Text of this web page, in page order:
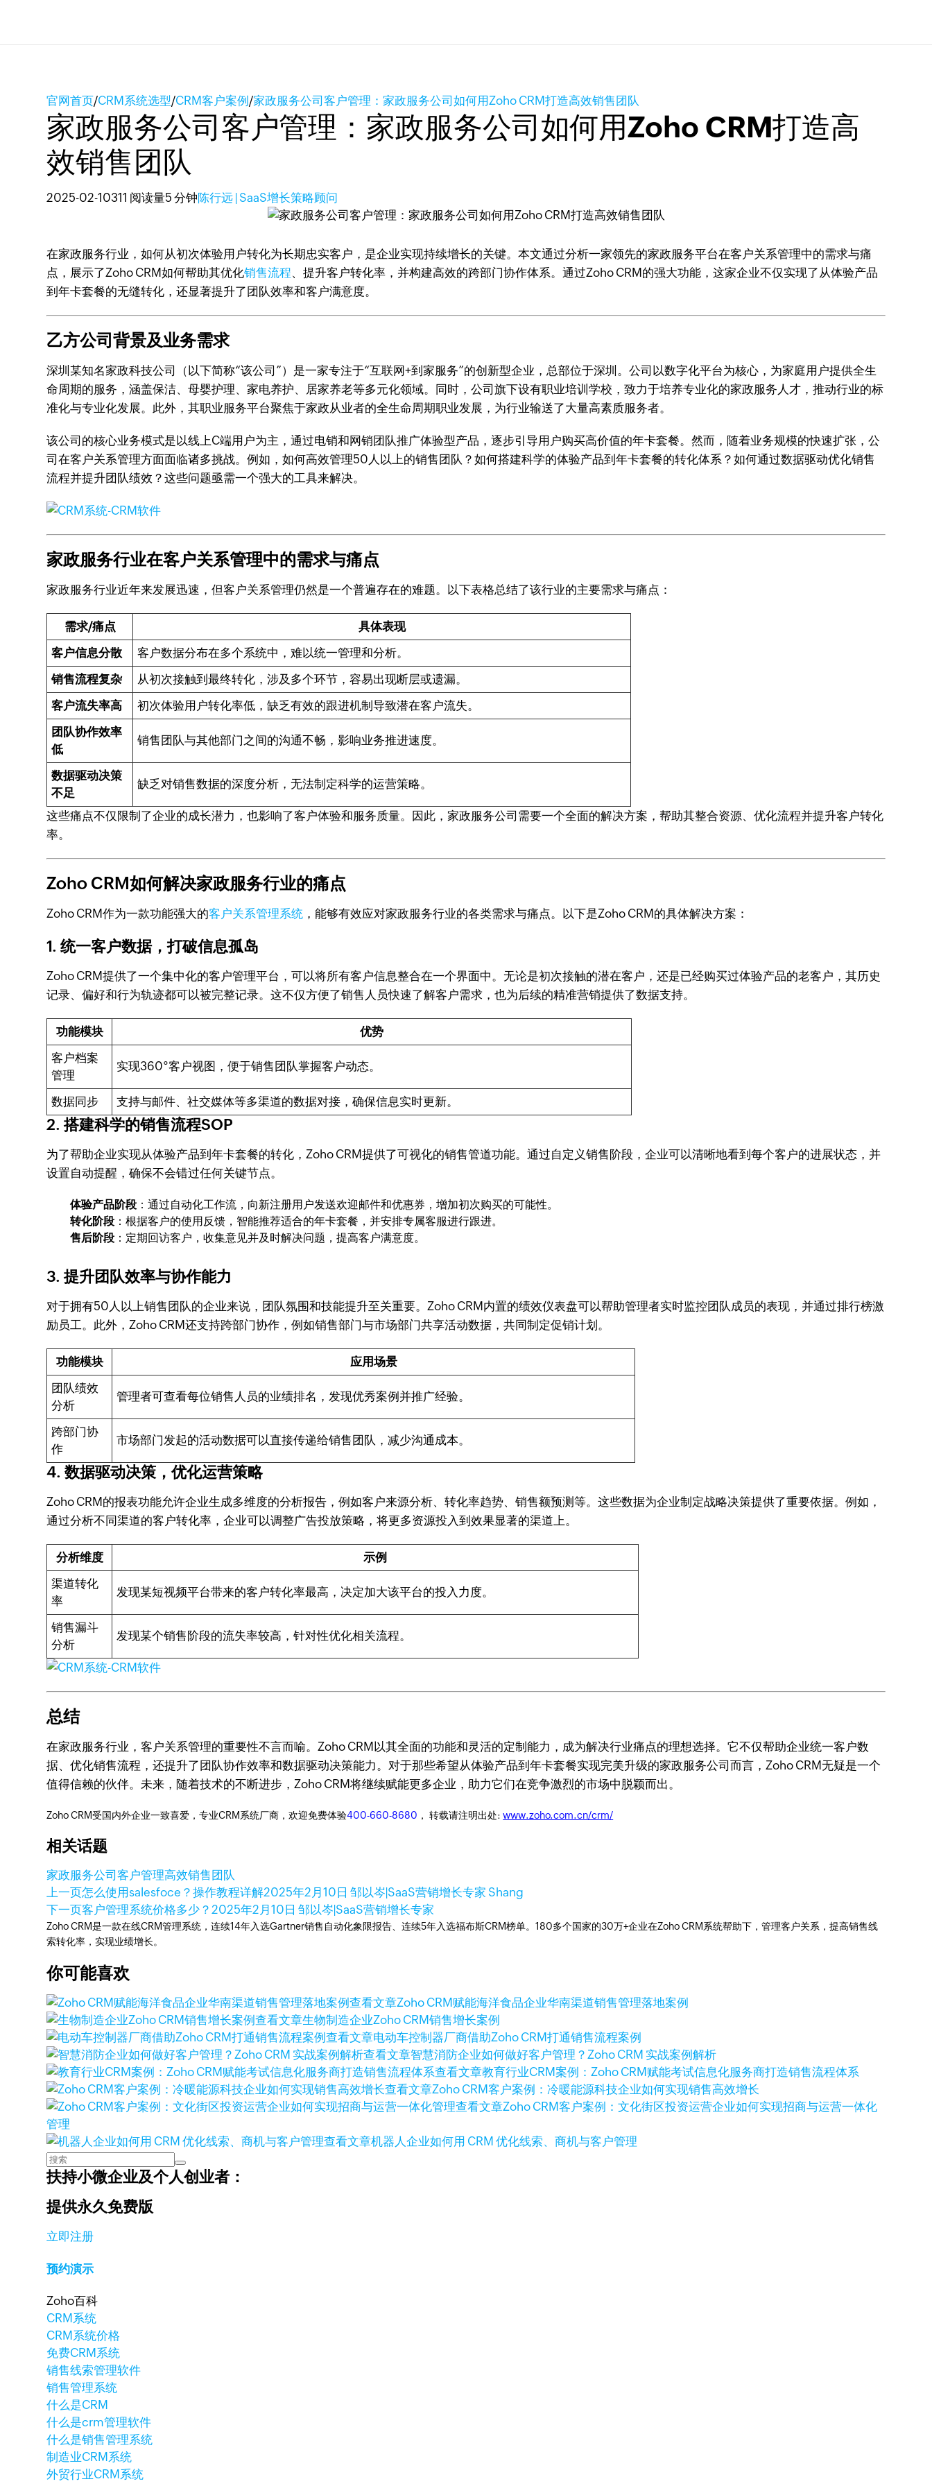
官网首页/CRM系统选型/CRM客户案例/家政服务公司客户管理：家政服务公司如何用Zoho CRM打造高效销售团队
家政服务公司客户管理：家政服务公司如何用Zoho CRM打造高
效销售团队
2025-02-10311 阅读量5 分钟陈行远 | SaaS增长策略顾问
在家政服务行业，如何从初次体验用户转化为长期忠实客户，是企业实现持续增长的关键。本文通过分析一家领先的家政服务平台在客户关系管理中的需求与痛
点，展示了Zoho CRM如何帮助其优化销售流程、提升客户转化率，并构建高效的跨部门协作体系。通过Zoho CRM的强大功能，这家企业不仅实现了从体验产品
到年卡套餐的无缝转化，还显著提升了团队效率和客户满意度。
乙方公司背景及业务需求
深圳某知名家政科技公司（以下简称“该公司”）是一家专注于“互联网+到家服务”的创新型企业，总部位于深圳。公司以数字化平台为核心，为家庭用户提供全生
命周期的服务，涵盖保洁、母婴护理、家电养护、居家养老等多元化领域。同时，公司旗下设有职业培训学校，致力于培养专业化的家政服务人才，推动行业的标
准化与专业化发展。此外，其职业服务平台聚焦于家政从业者的全生命周期职业发展，为行业输送了大量高素质服务者。
该公司的核心业务模式是以线上C端用户为主，通过电销和网销团队推广体验型产品，逐步引导用户购买高价值的年卡套餐。然而，随着业务规模的快速扩张，公
司在客户关系管理方面面临诸多挑战。例如，如何高效管理50人以上的销售团队？如何搭建科学的体验产品到年卡套餐的转化体系？如何通过数据驱动优化销售
流程并提升团队绩效？这些问题亟需一个强大的工具来解决。
家政服务行业在客户关系管理中的需求与痛点
家政服务行业近年来发展迅速，但客户关系管理仍然是一个普遍存在的难题。以下表格总结了该行业的主要需求与痛点：
需求/痛点
具体表现
客户信息分散
客户数据分布在多个系统中，难以统一管理和分析。
销售流程复杂
从初次接触到最终转化，涉及多个环节，容易出现断层或遗漏。
客户流失率高
初次体验用户转化率低，缺乏有效的跟进机制导致潜在客户流失。
团队协作效率
低
销售团队与其他部门之间的沟通不畅，影响业务推进速度。
数据驱动决策
不足
缺乏对销售数据的深度分析，无法制定科学的运营策略。
这些痛点不仅限制了企业的成长潜力，也影响了客户体验和服务质量。因此，家政服务公司需要一个全面的解决方案，帮助其整合资源、优化流程并提升客户转化
率。
Zoho CRM如何解决家政服务行业的痛点
Zoho CRM作为一款功能强大的客户关系管理系统 ，能够有效应对家政服务行业的各类需求与痛点。以下是Zoho CRM的具体解决方案：
1. 统一客户数据，打破信息孤岛
Zoho CRM提供了一个集中化的客户管理平台，可以将所有客户信息整合在一个界面中。无论是初次接触的潜在客户，还是已经购买过体验产品的老客户，其历史
记录、偏好和行为轨迹都可以被完整记录。这不仅方便了销售人员快速了解客户需求，也为后续的精准营销提供了数据支持。
功能模块
优势
客户档案
管理
实现360°客户视图，便于销售团队掌握客户动态。
数据同步 支持与邮件、社交媒体等多渠道的数据对接，确保信息实时更新。
2. 搭建科学的销售流程SOP
为了帮助企业实现从体验产品到年卡套餐的转化，Zoho CRM提供了可视化的销售管道功能。通过自定义销售阶段，企业可以清晰地看到每个客户的进展状态，并
设置自动提醒，确保不会错过任何关键节点。
体验产品阶段 ：通过自动化工作流，向新注册用户发送欢迎邮件和优惠券，增加初次购买的可能性。
转化阶段 ：根据客户的使用反馈，智能推荐适合的年卡套餐，并安排专属客服进行跟进。
售后阶段 ：定期回访客户，收集意见并及时解决问题，提高客户满意度。
3. 提升团队效率与协作能力
对于拥有50人以上销售团队的企业来说，团队氛围和技能提升至关重要。Zoho CRM内置的绩效仪表盘可以帮助管理者实时监控团队成员的表现，并通过排行榜激
励员工。此外，Zoho CRM还支持跨部门协作，例如销售部门与市场部门共享活动数据，共同制定促销计划。
功能模块
应用场景
团队绩效
分析
管理者可查看每位销售人员的业绩排名，发现优秀案例并推广经验。
跨部门协
作
市场部门发起的活动数据可以直接传递给销售团队，减少沟通成本。
4. 数据驱动决策，优化运营策略
Zoho CRM的报表功能允许企业生成多维度的分析报告，例如客户来源分析、转化率趋势、销售额预测等。这些数据为企业制定战略决策提供了重要依据。例如，
通过分析不同渠道的客户转化率，企业可以调整广告投放策略，将更多资源投入到效果显著的渠道上。
分析维度
示例
渠道转化
率
发现某短视频平台带来的客户转化率最高，决定加大该平台的投入力度。
销售漏斗
分析
发现某个销售阶段的流失率较高，针对性优化相关流程。
总结
在家政服务行业，客户关系管理的重要性不言而喻。Zoho CRM以其全面的功能和灵活的定制能力，成为解决行业痛点的理想选择。它不仅帮助企业统一客户数
据、优化销售流程，还提升了团队协作效率和数据驱动决策能力。对于那些希望从体验产品到年卡套餐实现完美升级的家政服务公司而言，Zoho CRM无疑是一个
值得信赖的伙伴。未来，随着技术的不断进步，Zoho CRM将继续赋能更多企业，助力它们在竞争激烈的市场中脱颖而出。
Zoho CRM受国内外企业一致喜爱，专业CRM系统厂商，欢迎免费体验400-660-8680 ， 转载请注明出处:www.zoho.com.cn/crm/
相关话题
家政服务公司客户管理高效销售团队
上一页怎么使用salesfoce？操作教程详解2025年2月10日 邹以岑|SaaS营销增长专家 Shang
下一页客户管理系统价格多少？2025年2月10日 邹以岑|SaaS营销增长专家
Zoho CRM是一款在线CRM管理系统，连续14年入选Gartner销售自动化象限报告、连续5年入选福布斯CRM榜单。180多个国家的30万+企业在Zoho CRM系统帮助下，管理客户关系，提高销售线
索转化率，实现业绩增长。
你可能喜欢
查看文章Zoho CRM赋能海洋食品企业华南渠道销售管理落地案例
查看文章生物制造企业Zoho CRM销售增长案例
查看文章电动车控制器厂商借助Zoho CRM打通销售流程案例
查看文章智慧消防企业如何做好客户管理？Zoho CRM 实战案例解析
查看文章教育行业CRM案例：Zoho CRM赋能考试信息化服务商打造销售流程体系
查看文章Zoho CRM客户案例：冷暖能源科技企业如何实现销售高效增长
查看文章Zoho CRM客户案例：文化街区投资运营企业如何实现招商与运营一体化
管理
查看文章机器人企业如何用 CRM 优化线索、商机与客户管理
扶持小微企业及个人创业者：
提供永久免费版
立即注册
预约演示
Zoho百科
CRM系统
CRM系统价格
免费CRM系统
销售线索管理软件
销售管理系统
什么是CRM
什么是crm管理软件
什么是销售管理系统
制造业CRM系统
外贸行业CRM系统